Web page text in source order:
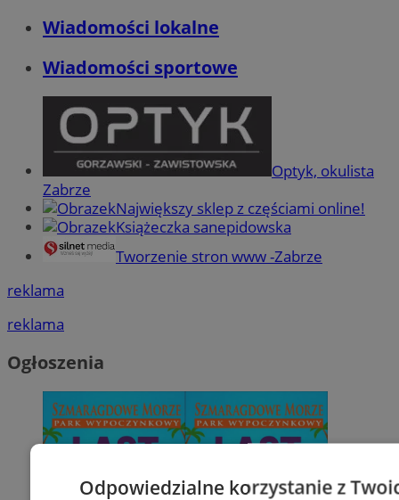
Wiadomości lokalne
Wiadomości sportowe
Optyk, okulista
Zabrze
Największy sklep z częściami online!
Książeczka sanepidowska
Tworzenie stron www -Zabrze
reklama
reklama
Ogłoszenia
Odpowiedzialne korzystanie z